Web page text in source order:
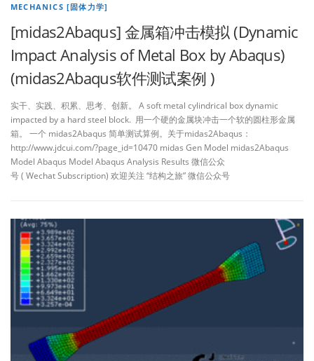
MECHANICS [固体力学]
[midas2Abaqus] 金属箱冲击模拟 (Dynamic
Impact Analysis of Metal Box by Abaqus)
(midas2Abaqus软件测试案例 )
实干、实践、积累、思考、创新。 A soft metal cylindrical box dynamic
impacted by a hard steel block. 用一个硬的金属块冲击一个软的圆柱形金属
箱。 一个 midas2Abaqus 简单测试算例。关于midas2Abaqus：
http://www.jdcui.com/?page_id=10470 midas Gen Model midas2Abaqus
Model Abaqus Model Abaqus Analysis Results 微信公众
号 ( Wechat Subscription) 欢迎关注 “结构之旅” 微信公众号